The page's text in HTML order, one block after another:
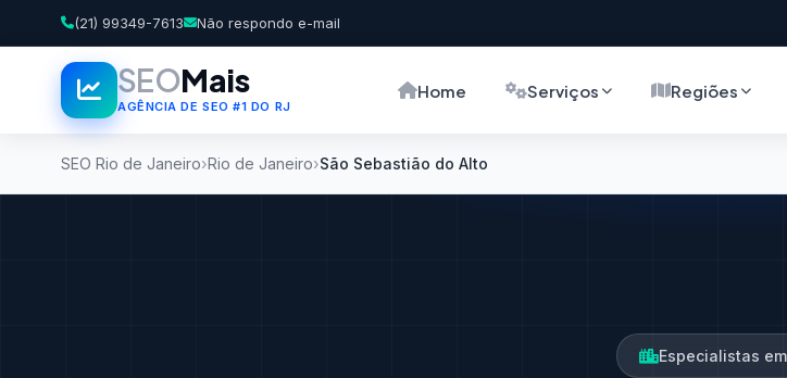
(21) 99349-7613 Não respondo e-mail
SEOMais
AGÊNCIA DE SEO #1 DO RJ
Home Serviços Regiões
SEO Rio de Janeiro Rio de Janeiro São Sebastião do Alto
Especialistas em